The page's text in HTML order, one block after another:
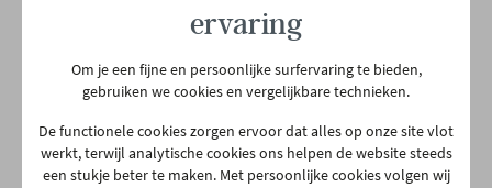
ervaring
Om je een fijne en persoonlijke surfervaring te bieden,
gebruiken we cookies en vergelijkbare technieken.
De functionele cookies zorgen ervoor dat alles op onze site vlot
werkt, terwijl analytische cookies ons helpen de website steeds
een stukje beter te maken. Met persoonlijke cookies volgen wij